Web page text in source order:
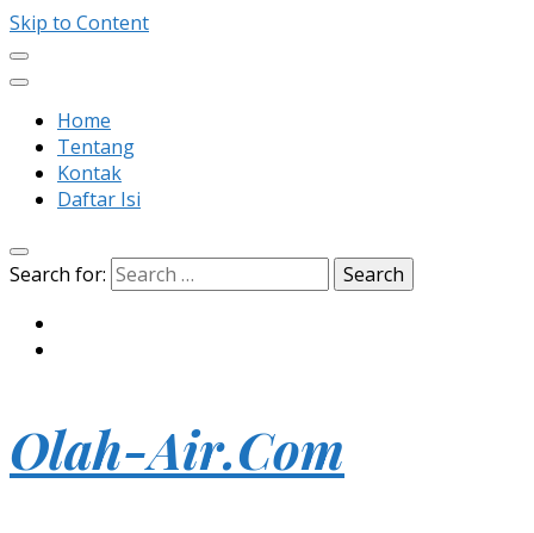
Skip to Content
Home
Tentang
Kontak
Daftar Isi
Search for:
Olah-Air.Com